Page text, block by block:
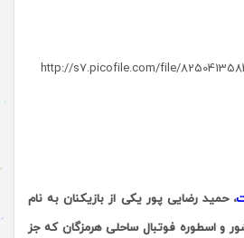
، حمید رضایی پور یکی از بازیکنان به نام
و اسطوره فوتبال ساحلی هرمزگان که جز